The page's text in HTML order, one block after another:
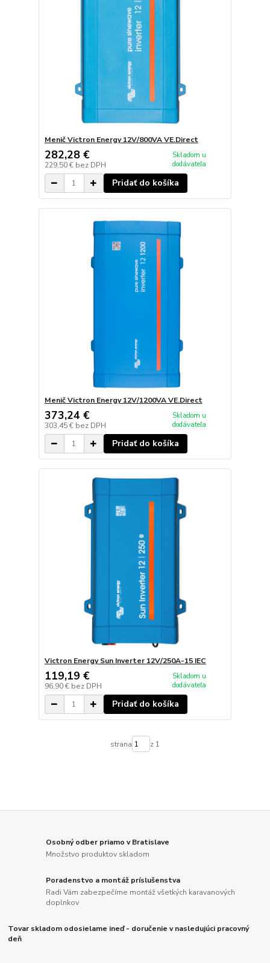
Menič Victron Energy 12V/800VA VE.Direct
282,28 €
229,50 € bez DPH
Skladom u
dodávateľa
Pridať do košíka
Menič Victron Energy 12V/1200VA VE.Direct
373,24 €
303,45 € bez DPH
Skladom u
dodávateľa
Pridať do košíka
Victron Energy Sun Inverter 12V/250A-15 IEC
119,19 €
96,90 € bez DPH
Skladom u
dodávateľa
Pridať do košíka
strana z 1
Osobný odber priamo v Bratislave
Množstvo produktov skladom
Poradenstvo a montáž príslušenstva
Radi Vám zabezpečíme montáž všetkých karavanových
doplnkov
Tovar skladom odosielame ineď - doručenie v nasledujúci pracovný
deň